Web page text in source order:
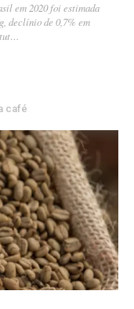
em 2020 foi estimada
declínio de 0,7% em
café